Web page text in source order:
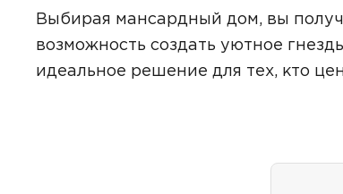
Выбирая мансардный дом, вы
возможность создать уютное
идеальное решение для тех, кто